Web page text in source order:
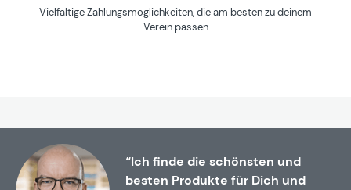
Vielfältige Zahlungsmöglichkeiten, die am besten zu deinem
Verein passen
“Ich finde die schönsten und
besten Produkte für Dich und